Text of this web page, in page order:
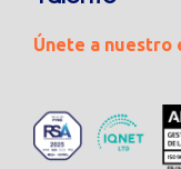
Únete a nuestro